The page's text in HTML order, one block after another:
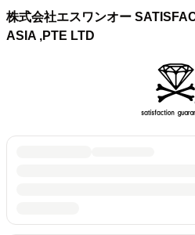
株式会社エスワンオー
ASIA ,PTE LTD